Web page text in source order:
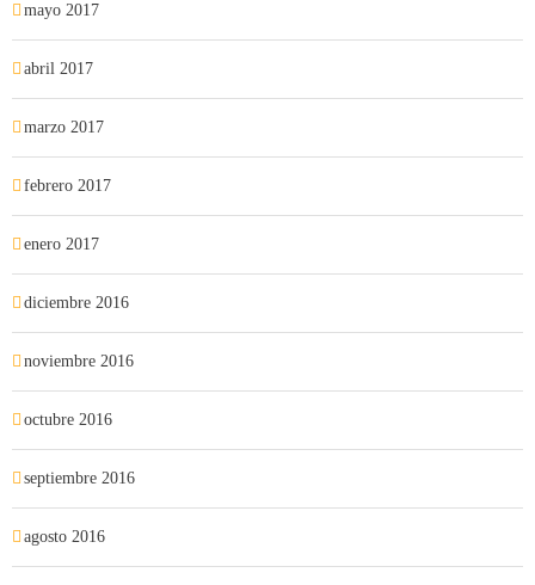
mayo 2017
abril 2017
marzo 2017
febrero 2017
enero 2017
diciembre 2016
noviembre 2016
octubre 2016
septiembre 2016
agosto 2016